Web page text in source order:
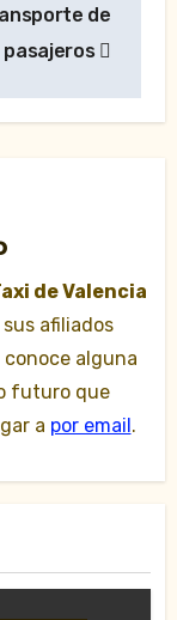
de
pasajeros
de Valencia
afiliados
alguna
futuro que
a por email.